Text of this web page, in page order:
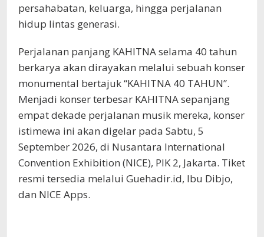
persahabatan, keluarga, hingga perjalanan
hidup lintas generasi.
Perjalanan panjang KAHITNA selama 40 tahun
berkarya akan dirayakan melalui sebuah konser
monumental bertajuk “KAHITNA 40 TAHUN”.
Menjadi konser terbesar KAHITNA sepanjang
empat dekade perjalanan musik mereka, konser
istimewa ini akan digelar pada Sabtu, 5
September 2026, di Nusantara International
Convention Exhibition (NICE), PIK 2, Jakarta. Tiket
resmi tersedia melalui Guehadir.id, Ibu Dibjo,
dan NICE Apps.